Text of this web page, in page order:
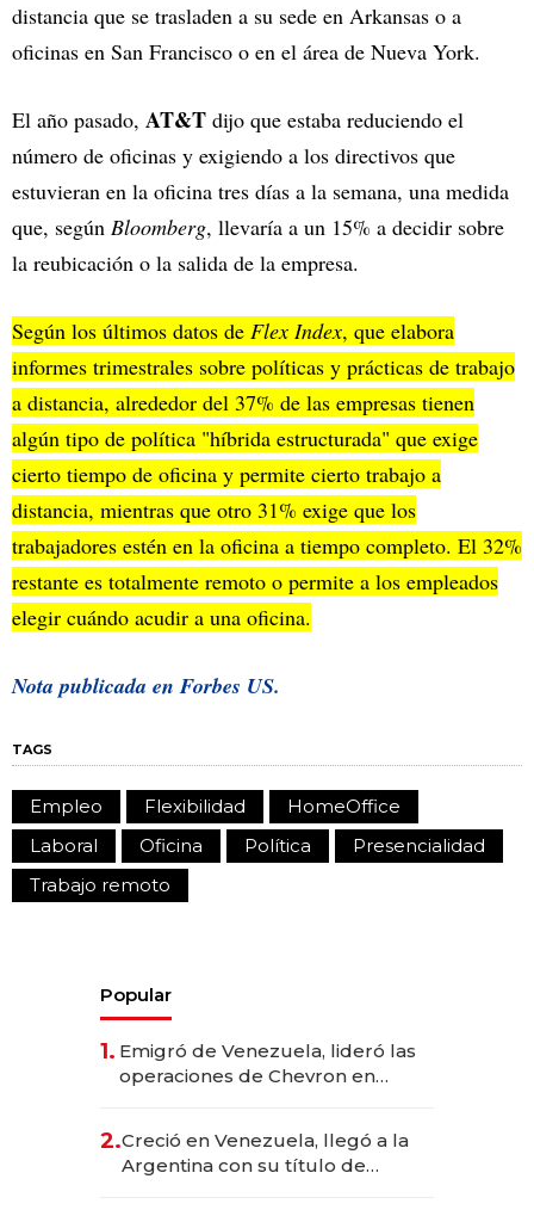
distancia que se trasladen a su sede en Arkansas o a
oficinas en San Francisco o en el área de Nueva York.
El año pasado, AT&T dijo que estaba reduciendo el
número de oficinas y exigiendo a los directivos que
estuvieran en la oficina tres días a la semana, una medida
que, según Bloomberg, llevaría a un 15% a decidir sobre
la reubicación o la salida de la empresa.
Según los últimos datos de Flex Index, que elabora
informes trimestrales sobre políticas y prácticas de trabajo
a distancia, alrededor del 37% de las empresas tienen
algún tipo de política "híbrida estructurada" que exige
cierto tiempo de oficina y permite cierto trabajo a
distancia, mientras que otro 31% exige que los
trabajadores estén en la oficina a tiempo completo. El 32%
restante es totalmente remoto o permite a los empleados
elegir cuándo acudir a una oficina.
Nota publicada en Forbes US.
TAGS
Empleo Flexibilidad
HomeOffice
Laboral
Oficina Política
Presencialidad
Trabajo remoto
Popular
1. Emigró de Venezuela, lideró las
operaciones de Chevron en
2.Creció en Venezuela, llegó a la
Argentina con su título de